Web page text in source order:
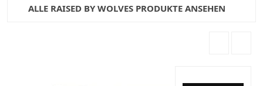
ALLE RAISED BY WOLVES PRODUKTE ANSEHEN